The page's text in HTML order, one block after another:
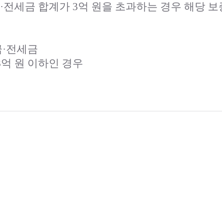
세금 합계가 3억 원을 초과하는 경우 해당 보
전세금
원 이하인 경우